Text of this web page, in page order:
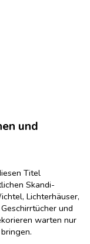
und
Titel
Skandi-
Lichterhäuser,
und
warten nur